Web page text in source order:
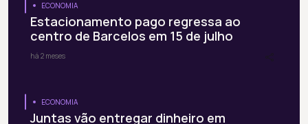
ECONOMIA
Estacionamento pago regressa ao
centro de Barcelos em 15 de julho
há 2 meses
ECONOMIA
Juntas vão entregar dinheiro em